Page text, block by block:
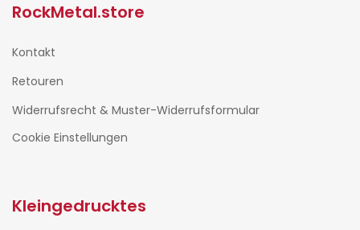
RockMetal.store
Kontakt
Retouren
Widerrufsrecht & Muster-Widerrufsformular
Cookie Einstellungen
Kleingedrucktes